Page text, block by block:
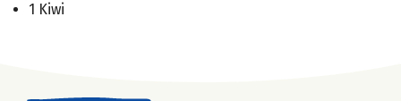
1 Kiwi